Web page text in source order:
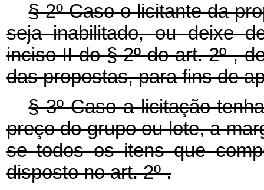
§ 2º Caso o licitante da
seja inabilitado, ou deixe
inciso II do § 2º do art. 2º ,
das propostas, para fins de
§ 3º Caso a licitação
preço do grupo ou lote, a
se todos os itens que
disposto no art. 2º .